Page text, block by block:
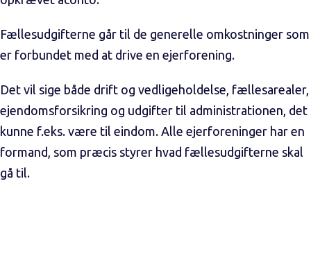
Fællesudgifterne går til de generelle omkostninger som
er forbundet med at drive en ejerforening.
Det vil sige både drift og vedligeholdelse, fællesarealer,
ejendomsforsikring og udgifter til administrationen, det
kunne f.eks. være til eindom. Alle ejerforeninger har en
formand, som præcis styrer hvad fællesudgifterne skal
gå til.